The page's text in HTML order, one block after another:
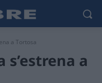
a Tortosa
s’estrena a